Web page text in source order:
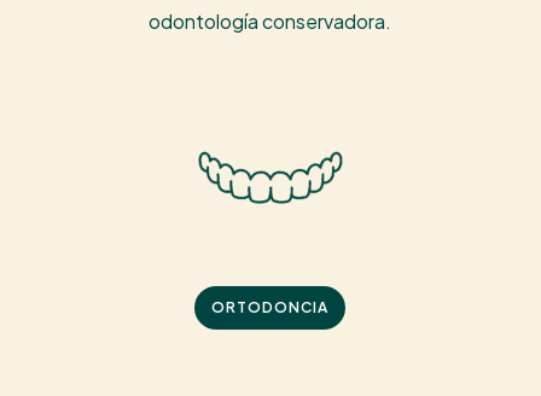
odontología conservadora.
ORTODONCIA